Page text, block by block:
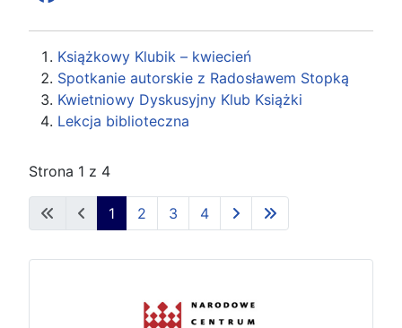
Książkowy Klubik – kwiecień
Spotkanie autorskie z Radosławem Stopką
Kwietniowy Dyskusyjny Klub Książki
Lekcja biblioteczna
Strona 1 z 4
1 2 3 4